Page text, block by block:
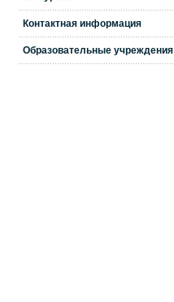
Контактная информация
Образовательные учреждения